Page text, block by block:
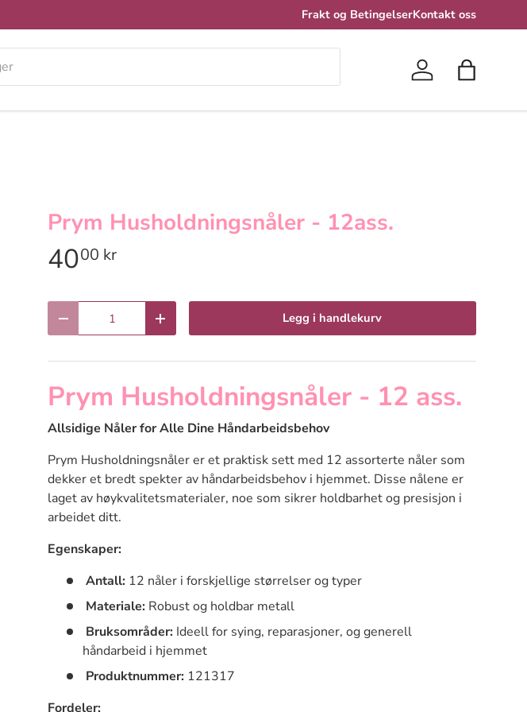
Frakt og BetingelserKontakt oss
Logg inn
Prym Husholdningsnåler - 12ass.
4000 kr
Reduser antall Øk antall Legg i handlekurv
Prym Husholdningsnåler - 12 ass.
Allsidige Nåler for Alle Dine Håndarbeidsbehov
Prym Husholdningsnåler er et praktisk sett med 12 assorterte nåler som
dekker et bredt spekter av håndarbeidsbehov i hjemmet. Disse nålene er
laget av høykvalitetsmaterialer, noe som sikrer holdbarhet og presisjon i
arbeidet ditt.
Egenskaper:
Antall: 12 nåler i forskjellige størrelser og typer
Materiale: Robust og holdbar metall
Bruksområder: Ideell for sying, reparasjoner, og generell
håndarbeid i hjemmet
Produktnummer: 121317
Fordeler: